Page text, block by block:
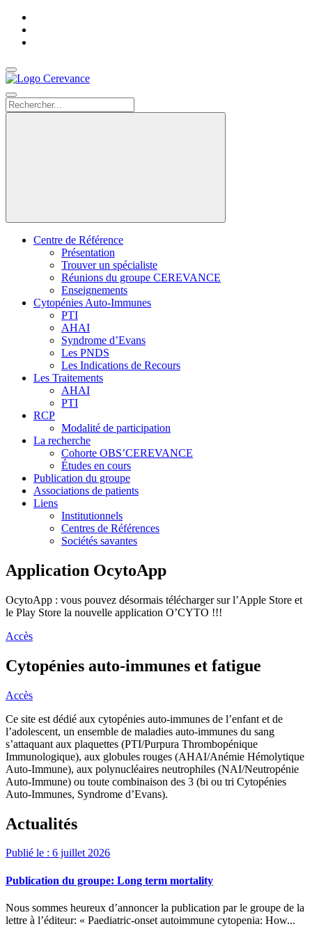
Centre de Référence
Présentation
Trouver un spécialiste
Réunions du groupe CEREVANCE
Enseignements
Cytopénies Auto-Immunes
PTI
AHAI
Syndrome d’Evans
Les PNDS
Les Indications de Recours
Les Traitements
AHAI
PTI
RCP
Modalité de participation
La recherche
Cohorte OBS’CEREVANCE
Études en cours
Publication du groupe
Associations de patients
Liens
Institutionnels
Centres de Références
Sociétés savantes
Application OcytoApp
OcytoApp : vous pouvez désormais télécharger sur l’Apple Store et
le Play Store la nouvelle application O’CYTO !!!
Accès
Cytopénies auto-immunes et fatigue
Accès
Ce site est dédié aux cytopénies auto-immunes de l’enfant et de
l’adolescent, un ensemble de maladies auto-immunes du sang
s’attaquant aux plaquettes (PTI/Purpura Thrombopénique
Immunologique), aux globules rouges (AHAI/Anémie Hémolytique
Auto-Immune), aux polynucléaires neutrophiles (NAI/Neutropénie
Auto-Immune) ou toute combinaison des 3 (bi ou tri Cytopénies
Auto-Immunes, Syndrome d’Evans).
Actualités
Publié le : 6 juillet 2026
Publication du groupe: Long term mortality
Nous sommes heureux d’annoncer la publication par le groupe de la
lettre à l’éditeur: « Paediatric-onset autoimmune cytopenia: How...